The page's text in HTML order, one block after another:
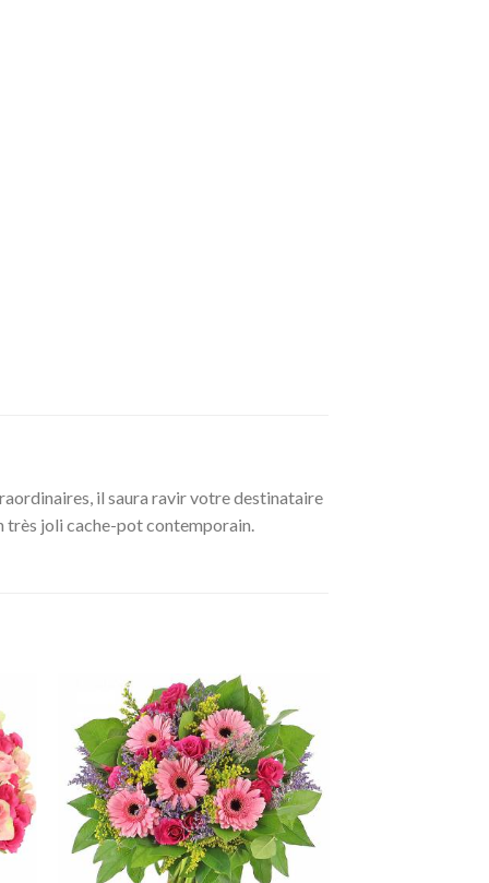
il saura ravir votre destinataire
très joli cache-pot contemporain.